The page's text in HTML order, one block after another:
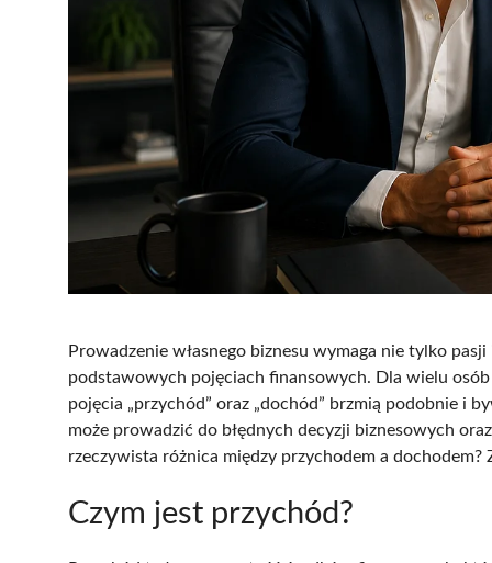
Prowadzenie własnego biznesu wymaga nie tylko
podstawowych pojęciach finansowych. Dla wielu
pojęcia „przychód” oraz „dochód” brzmią podobnie i
może prowadzić do błędnych decyzji biznesowych
rzeczywista różnica między przychodem a
Czym jest przychód?